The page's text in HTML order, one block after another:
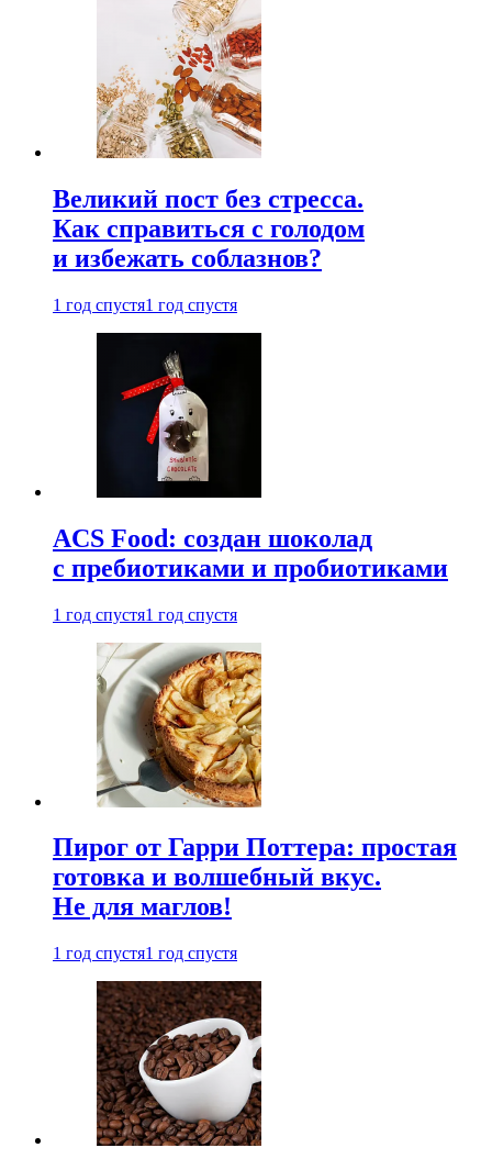
Великий пост без стресса.
Как справиться с голодом
и избежать соблазнов?
1 год спустя1 год спустя
ACS Food: создан шоколад
с пребиотиками и пробиотиками
1 год спустя1 год спустя
Пирог от Гарри Поттера: простая
готовка и волшебный вкус.
Не для маглов!
1 год спустя1 год спустя